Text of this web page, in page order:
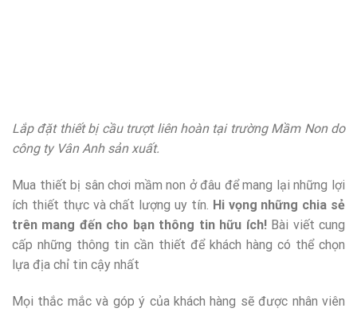
Lắp đặt thiết bị cầu trượt liên hoàn tại trường Mầm Non do
công ty Vân Anh sản xuất.
Mua thiết bị sân chơi mầm non ở đâu để mang lại những lợi
ích thiết thực và chất lượng uy tín. Hi vọng những chia sẻ
trên mang đến cho bạn thông tin hữu ích! Bài viết cung
cấp những thông tin cần thiết để khách hàng có thể chọn
lựa địa chỉ tin cậy nhất
Mọi thắc mắc và góp ý của khách hàng sẽ được nhân viên